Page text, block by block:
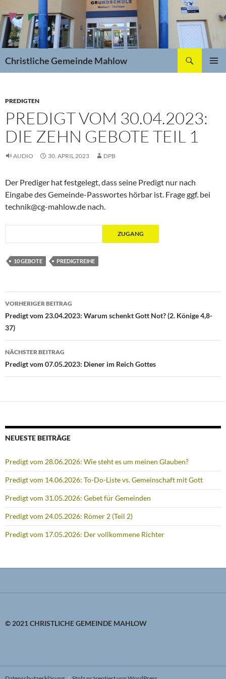
Inhalt
springen
Christliche Gemeinde Mahlow
PREDIGTEN
PREDIGT VOM 30.04.2023:
DIE ZEHN GEBOTE TEIL 1
AUDIO 30. APRIL 2023 DPB
Der Prediger hat festgelegt, dass seine Predigt nur nach
Eingabe des Gemeinde-Passwortes hörbar ist. Frage ggf. bei
technik@cg-mahlow.de nach.
10 GEBOTE PREDIGTREIHE
Beitragsnavigation
VORHERIGER BEITRAG
Predigt vom 23.04.2023: Warum schenkt Gott Not? (2. Könige 4,8-
37)
NÄCHSTER BEITRAG
Predigt vom 07.05.2023: Diener im Reich Gottes
NEUESTE BEITRÄGE
Predigt vom 28.06.2026: Wie steht es um meinen Glauben?
Predigt vom 14.06.2026: To-Do-Liste vs. Gemeinschaft mit Gott
Predigt vom 31.05.2026: Gebet für Gemeinden
Predigt vom 24.05.2026: Römer 2 (Teil 2)
Predigt vom 17.05.2026: Der vollkommene Richter
© 2021 CHRISTLICHE GEMEINDE MAHLOW